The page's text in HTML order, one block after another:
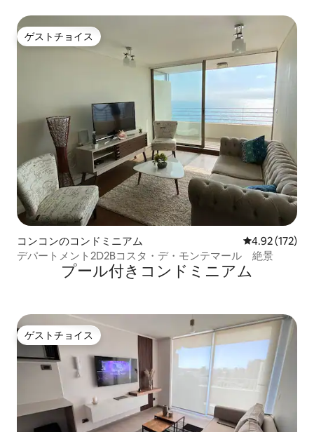
ゲストチョイス
ゲストチョイス
コンコンのコンドミニアム レビュー172
4.92 (172)
デパートメント2D2Bコスタ・デ・モンテマール 絶景
プール付きコンドミニアム
ゲストチョイス
ゲストチョイス